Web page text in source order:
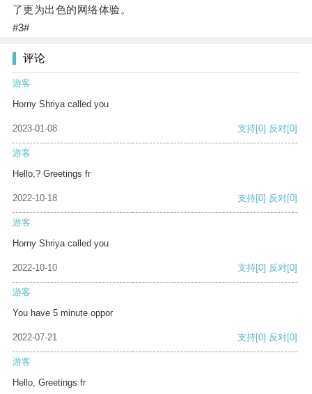
了更为出色的网络体验。
#3#
评论
游客
Horny Shriya called you
2023-01-08 支持[0] 反对[0]
游客
Hello,? Greetings fr
2022-10-18 支持[0] 反对[0]
游客
Horny Shriya called you
2022-10-10 支持[0] 反对[0]
游客
You have 5 minute oppor
2022-07-21 支持[0] 反对[0]
游客
Hello, Greetings fr